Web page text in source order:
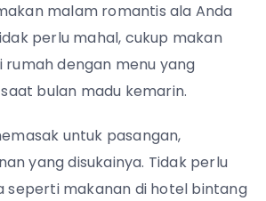
malam romantis ala Anda
perlu mahal, cukup makan
rumah dengan menu yang
bulan madu kemarin.
untuk pasangan,
yang disukainya. Tidak perlu
seperti makanan di hotel bintang